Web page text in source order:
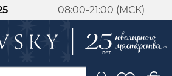
08:00-21:00 (МСК)
15 дней с